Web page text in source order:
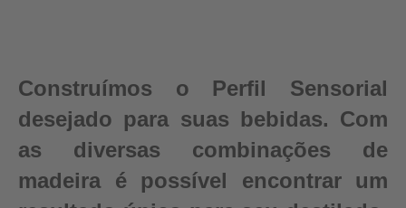
Construímos o Perfil Sensorial
desejado para suas bebidas. Com
as diversas combinações de
madeira é possível encontrar um